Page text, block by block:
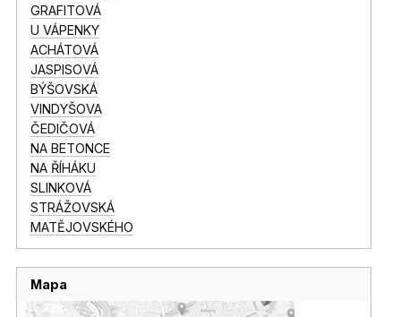
GRAFITOVÁ
U VÁPENKY
ACHÁTOVÁ
JASPISOVÁ
BÝŠOVSKÁ
VINDYŠOVA
ČEDIČOVÁ
NA BETONCE
NA ŘÍHÁKU
SLINKOVÁ
STRÁŽOVSKÁ
MATĚJOVSKÉHO
Mapa